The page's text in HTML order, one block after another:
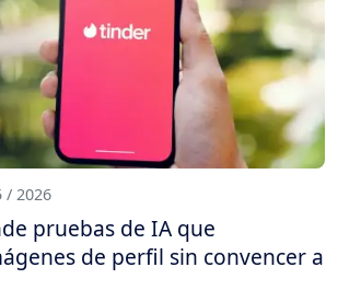
/ 2026
pruebas de IA que
de perfil sin convencer a